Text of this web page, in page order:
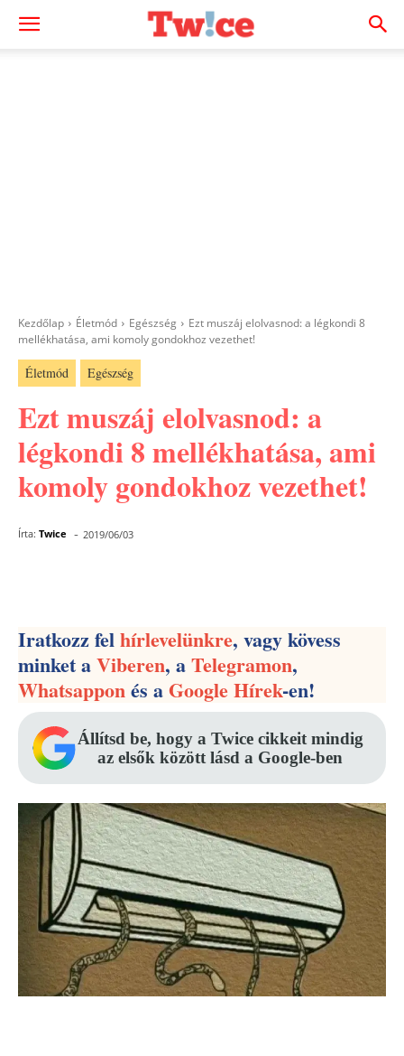
Kezdőlap Életmód Egészség
Ezt muszáj elolvasnod: a légkondi 8
mellékhatása, ami komoly gondokhoz vezethet!
Életmód Egészség
Ezt muszáj elolvasnod: a
légkondi 8 mellékhatása, ami
komoly gondokhoz vezethet!
Írta: Twice - 2019/06/03
Iratkozz felhírlevelünkre, vagy kövess
minket aViberen, aTelegramon,
Whatsapponés aGoogle Hírek-en!
Állítsd be, hogy a Twice cikkeit mindig
az elsők között lásd a Google-ben